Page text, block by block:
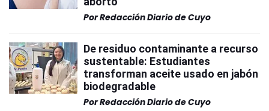
PorRedacción Diario de Cuyo
De residuo contaminante a recurso
sustentable: Estudiantes
transforman aceite usado en jabón
biodegradable
PorRedacción Diario de Cuyo